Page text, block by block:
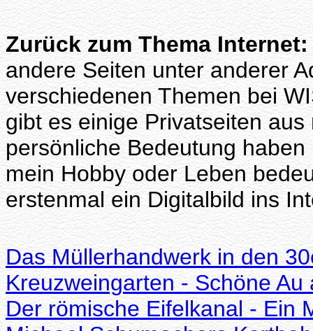
Zurück zum Thema Internet:
andere Seiten unter anderer
verschiedenen Themen bei
gibt es einige Privatseiten
persönliche Bedeutung
mein Hobby oder Leben
erstenmal ein Digitalbild ins
Das Müllerhandwerk in den
Kreuzweingarten - Schöne Au
Der römische Eifelkanal - Ein